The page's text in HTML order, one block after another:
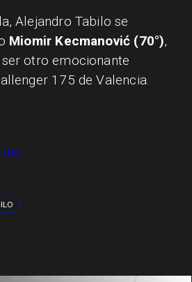
Alejandro Tabilo se
Miomir Kecmanović (70°),
otro emocionante
175 de Valencia.